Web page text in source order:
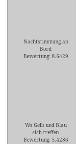
Nachtstimmung an
Bord
Bewertung: 8.6429
Wo Gelb und Blau
sich treffen
Bewertung: 5.4286